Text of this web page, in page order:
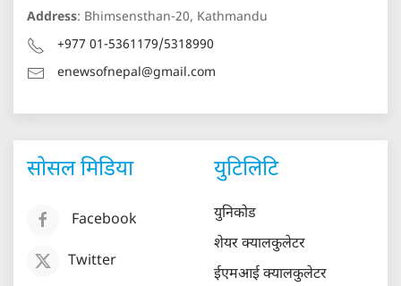
Address: Bhimsensthan-20, Kathmandu
+977 01-5361179/5318990
enewsofnepal@gmail.com
सोसल मिडिया
Facebook
Twitter
युटिलिटि
युनिकोड
शेयर क्यालकुलेटर
ईएमआई क्यालकुलेटर